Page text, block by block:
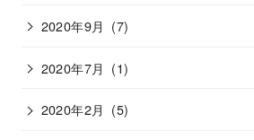
2020年9月 (7)
2020年7月 (1)
2020年2月 (5)